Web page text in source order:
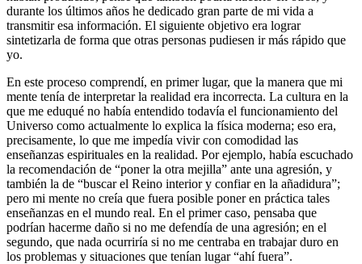
durante los últimos años he dedicado gran parte de mi vida a
transmitir esa información. El siguiente objetivo era lograr
sintetizarla de forma que otras personas pudiesen ir más rápido que
yo.
En este proceso comprendí, en primer lugar, que la manera que mi
mente tenía de interpretar la realidad era incorrecta. La cultura en la
que me eduqué no había entendido todavía el funcionamiento del
Universo como actualmente lo explica la física moderna; eso era,
precisamente, lo que me impedía vivir con comodidad las
enseñanzas espirituales en la realidad. Por ejemplo, había escuchado
la recomendación de “poner la otra mejilla” ante una agresión, y
también la de “buscar el Reino interior y confiar en la añadidura”;
pero mi mente no creía que fuera posible poner en práctica tales
enseñanzas en el mundo real. En el primer caso, pensaba que
podrían hacerme daño si no me defendía de una agresión; en el
segundo, que nada ocurriría si no me centraba en trabajar duro en
los problemas y situaciones que tenían lugar “ahí fuera”.